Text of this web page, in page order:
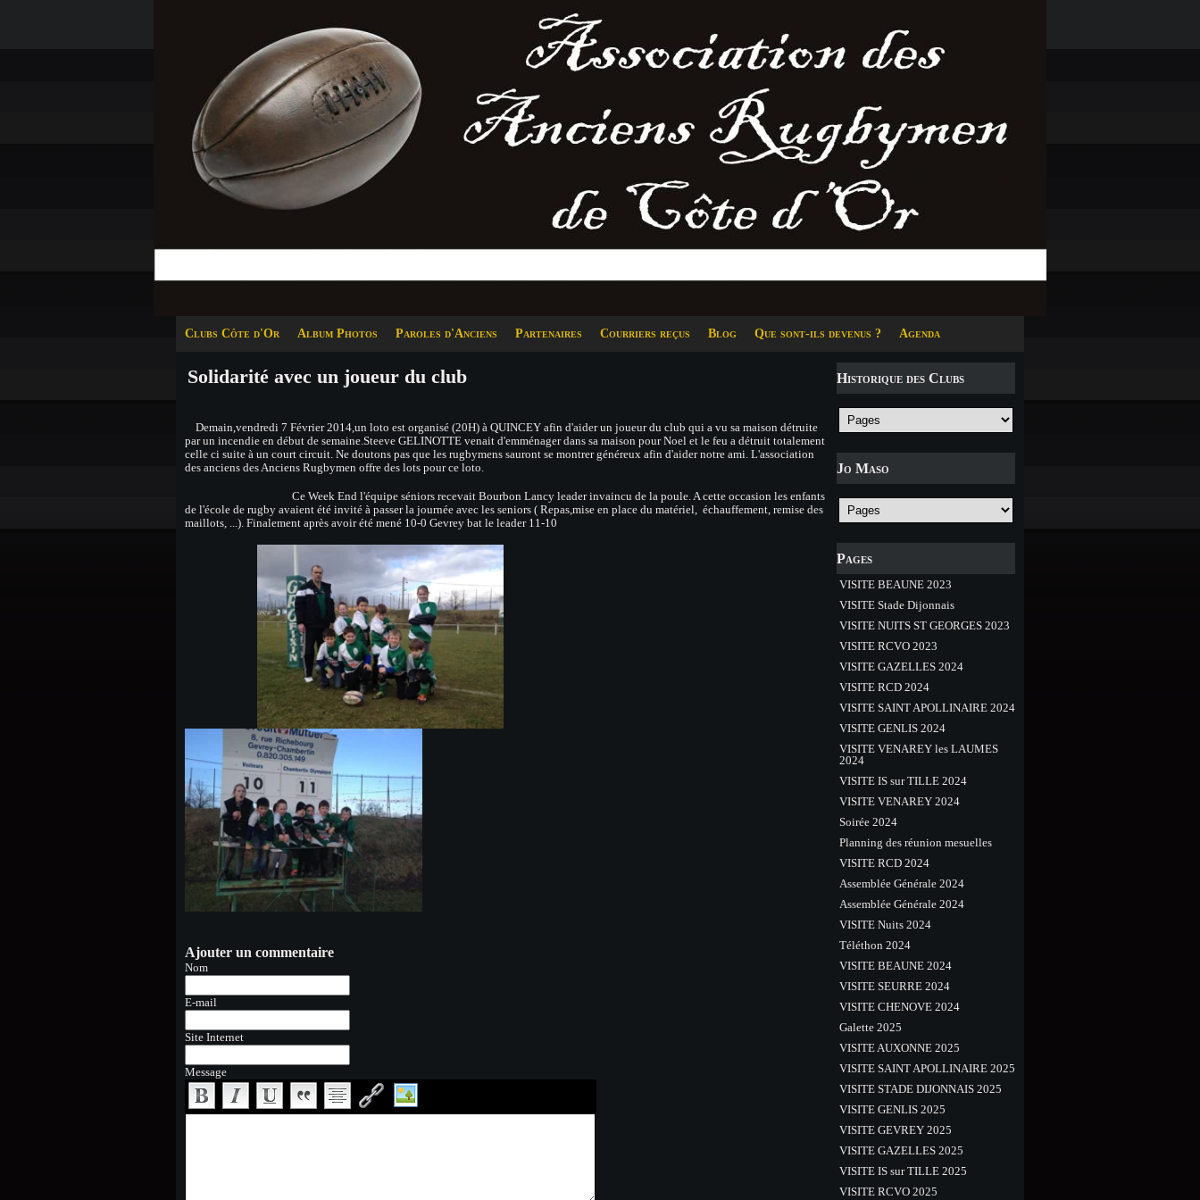
Clubs Côte d'Or Album Photos Paroles d'Anciens Partenaires Courriers reçus Blog Que sont-ils devenus ? Agenda
Historique des Clubs
Jo Maso
Pages
VISITE BEAUNE 2023
VISITE Stade Dijonnais
VISITE NUITS ST GEORGES 2023
VISITE RCVO 2023
VISITE GAZELLES 2024
VISITE RCD 2024
VISITE SAINT APOLLINAIRE 2024
VISITE GENLIS 2024
VISITE VENAREY les LAUMES
2024
VISITE IS sur TILLE 2024
VISITE VENAREY 2024
Soirée 2024
Planning des réunion mesuelles
VISITE RCD 2024
Assemblée Générale 2024
Assemblée Générale 2024
VISITE Nuits 2024
Téléthon 2024
VISITE BEAUNE 2024
VISITE SEURRE 2024
VISITE CHENOVE 2024
Galette 2025
VISITE AUXONNE 2025
VISITE SAINT APOLLINAIRE 2025
VISITE STADE DIJONNAIS 2025
VISITE GENLIS 2025
VISITE GEVREY 2025
VISITE GAZELLES 2025
VISITE IS sur TILLE 2025
VISITE RCVO 2025
Solidarité avec un joueur du club
Demain,vendredi 7 Février 2014,un loto est organisé (20H) à QUINCEY afin d'aider un joueur du club qui a vu sa maison détruite
par un incendie en début de semaine.Steeve GELINOTTE venait d'emménager dans sa maison pour Noel et le feu a détruit totalement
celle ci suite à un court circuit. Ne doutons pas que les rugbymens sauront se montrer généreux afin d'aider notre ami. L'association
des anciens des Anciens Rugbymen offre des lots pour ce loto.
Ce Week End l'équipe séniors recevait Bourbon Lancy leader invaincu de la poule. A cette occasion les enfants
de l'école de rugby avaient été invité à passer la journée avec les seniors ( Repas,mise en place du matériel, échauffement, remise des
maillots, ...). Finalement après avoir été mené 10-0 Gevrey bat le leader 11-10
Ajouter un commentaire
Nom
E-mail
Site Internet
Message